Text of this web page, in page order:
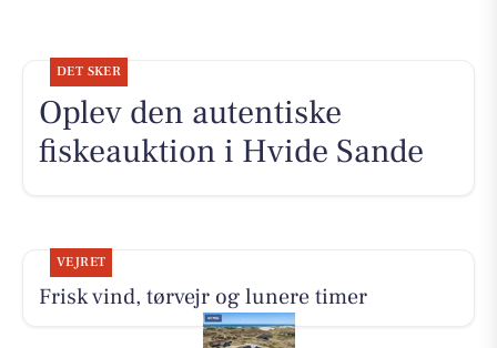
DET SKER
Oplev den autentiske
fiskeauktion i Hvide Sande
VEJRET
Frisk vind, tørvejr og lunere timer